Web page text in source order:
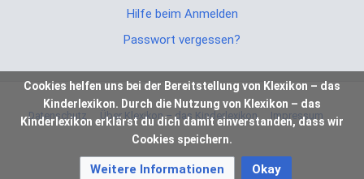
Hilfe beim Anmelden
Passwort vergessen?
Datenschutz Über Klexikon – das Kinderlexikon Impressum
Cookies helfen uns bei der Bereitstellung von Klexikon – das
Kinderlexikon. Durch die Nutzung von Klexikon – das
Kinderlexikon erklärst du dich damit einverstanden, dass wir
Cookies speichern.
Weitere Informationen Okay